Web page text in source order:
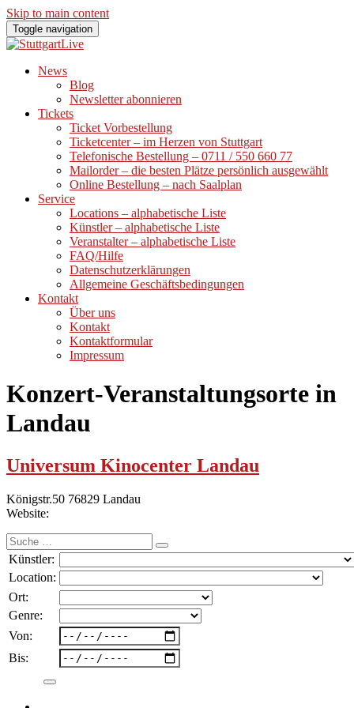
Skip to main content
Toggle navigation
News
Blog
Newsletter abonnieren
Tickets
Ticket Vorbestellung
Ticketcenter – im Herzen von Stuttgart
Telefonische Bestellung – 0711 / 550 660 77
Mailorder – die besten Plätze persönlich ausgewählt
Online Bestellung – nach Saalplan
Service
Locations – alphabetische Liste
Künstler – alphabetische Liste
Veranstalter – alphabetische Liste
FAQ/Hilfe
Datenschutzerklärungen
Allgemeine Geschäftsbedingungen
Kontakt
Über uns
Kontakt
Kontaktformular
Impressum
Konzert-Veranstaltungsorte in
Landau
Universum Kinocenter Landau
Königstr.50 76829 Landau
Website:
Suche
nach:
Künstler:
Location:
Ort:
Genre:
Von:
Bis: